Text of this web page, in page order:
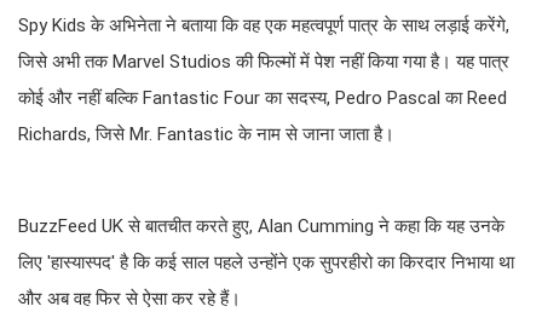
Spy Kids के अभिनेता ने बताया कि वह एक महत्वपूर्ण पात्र के साथ लड़ाई करेंगे,
जिसे अभी तक Marvel Studios की फिल्मों में पेश नहीं किया गया है। यह पात्र
कोई और नहीं बल्कि Fantastic Four का सदस्य, Pedro Pascal का Reed
Richards, जिसे Mr. Fantastic के नाम से जाना जाता है।
BuzzFeed UK से बातचीत करते हुए, Alan Cumming ने कहा कि यह उनके
लिए 'हास्यास्पद' है कि कई साल पहले उन्होंने एक सुपरहीरो का किरदार निभाया था
और अब वह फिर से ऐसा कर रहे हैं।